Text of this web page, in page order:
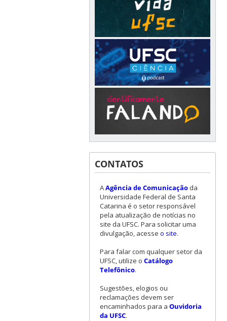
CONTATOS
AAgência de Comunicaçãoda
Universidade Federal de Santa
Catarina é o setor responsável
pela atualização de notícias no
site da UFSC. Para solicitar uma
divulgação, acesse o site.
Para falar com qualquer setor da
UFSC, utilize o Catálogo
Telefônico.
Sugestões, elogios ou
reclamações devem ser
encaminhados para a Ouvidoria
da UFSC.